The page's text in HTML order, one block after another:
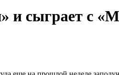
и сыграет с